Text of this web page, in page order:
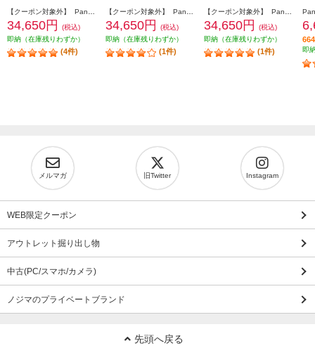
34,650円
(税込)
即納（在庫残りわずか）
(4件)
34,650円
(税込)
即納（在庫残りわずか）
(1件)
34,650円
(税込)
即納（在庫残りわずか）
(1件) 即
メルマガ 旧Twitter Instagram
WEB限定クーポン
アウトレット掘り出し物
中古(PC/スマホ/カメラ)
ノジマのプライベートブランド
先頭へ戻る